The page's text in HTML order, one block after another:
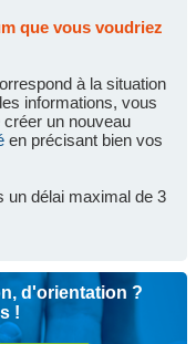
que vous voudriez
à la situation
informations, vous
un nouveau
en précisant bien vos
un délai maximal de 3
d'orientation ?
!